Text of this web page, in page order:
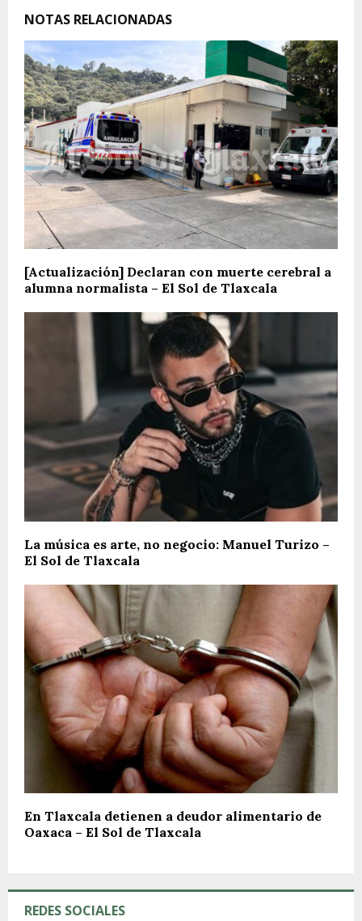
NOTAS RELACIONADAS
[Actualización] Declaran con muerte cerebral a
alumna normalista – El Sol de Tlaxcala
La música es arte, no negocio: Manuel Turizo –
El Sol de Tlaxcala
En Tlaxcala detienen a deudor alimentario de
Oaxaca – El Sol de Tlaxcala
REDES SOCIALES